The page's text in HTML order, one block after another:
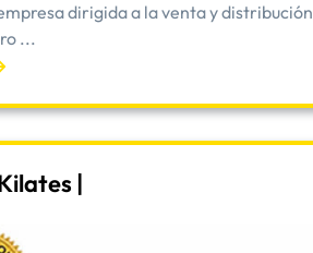
dirigida a la venta y distribución
...
|